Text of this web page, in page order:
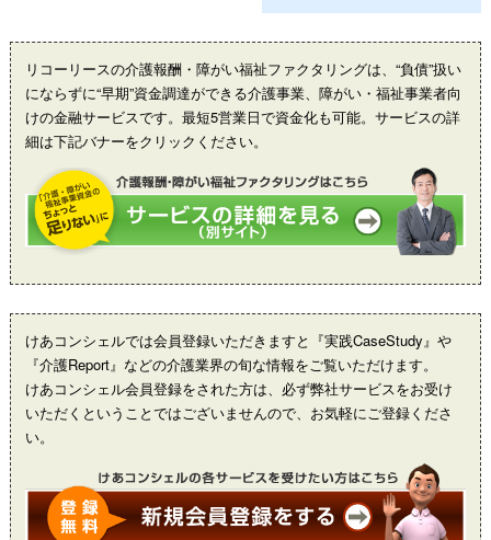
リコーリースの介護報酬・障がい福祉ファクタリングは、“負債”扱い
にならずに“早期”資金調達ができる介護事業、障がい・福祉事業者向
けの金融サービスです。最短5営業日で資金化も可能。サービスの詳
細は下記バナーをクリックください。
けあコンシェルでは会員登録いただきますと『実践CaseStudy』や
『介護Report』などの介護業界の旬な情報をご覧いただけます。
けあコンシェル会員登録をされた方は、必ず弊社サービスをお受け
いただくということではございませんので、お気軽にご登録くださ
い。